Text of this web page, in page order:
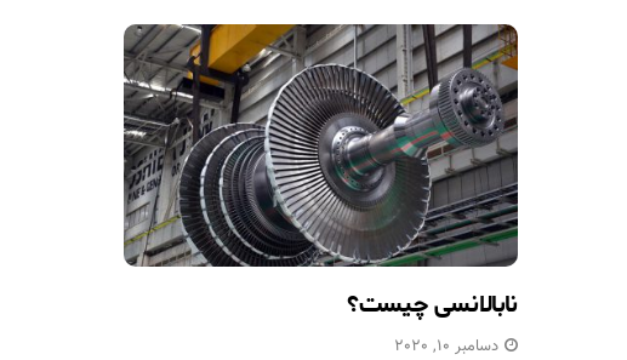
نابالانسی چیست؟
دسامبر 10, 2020